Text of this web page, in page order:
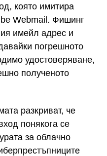
която имитира
Webmail. Фишинг
имейл адрес и
погрешното
удостоверяване,
полученото
разкриват, че
понякога се
за облачно